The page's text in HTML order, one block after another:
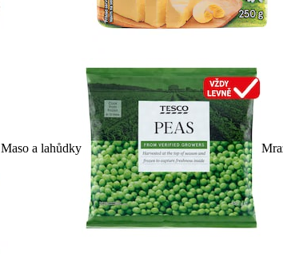
Maso a lahůdky